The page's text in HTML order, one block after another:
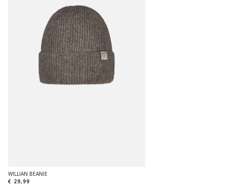
WILLIAN BEANIE
€ 29,99